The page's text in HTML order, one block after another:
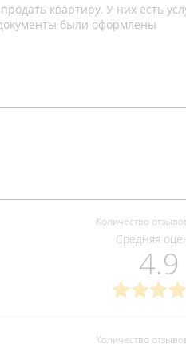
квартиру. У них есть
были оформлены
Количество
Средняя
4.9
Количество